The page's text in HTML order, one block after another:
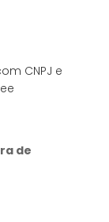
CNPJ e
de